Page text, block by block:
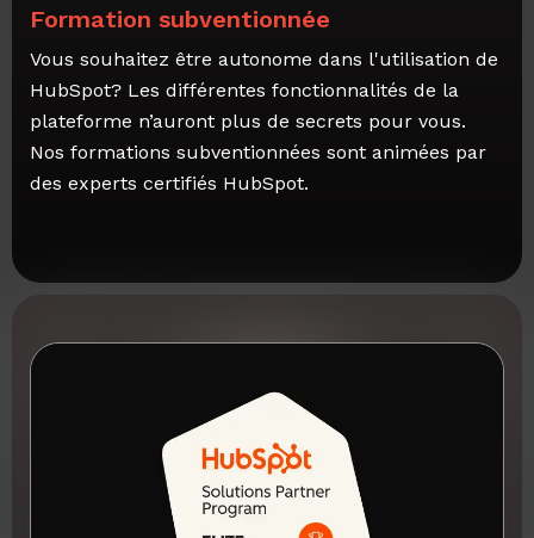
Formation subventionnée
Vous souhaitez être autonome dans l'utilisation de
HubSpot? Les différentes fonctionnalités de la
plateforme n’auront plus de secrets pour vous.
Nos formations subventionnées sont animées par
des experts certifiés HubSpot.